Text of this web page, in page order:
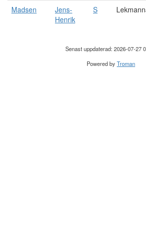
Madsen
Jens-
Henrik
S
Senast uppdaterad: 2026-07-27
Powered byTroman